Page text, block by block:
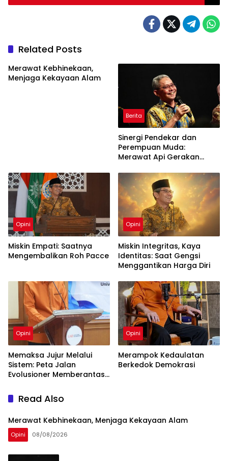
Related Posts
Merawat Kebhinekaan,
Menjaga Kekayaan Alam
Berita
Sinergi Pendekar dan
Perempuan Muda:
Merawat Api Gerakan
Opini
Miskin Empati: Saatnya
Mengembalikan Roh Pacce
Opini
Miskin Integritas, Kaya
Identitas: Saat Gengsi
Menggantikan Harga Diri
Opini
Memaksa Jujur Melalui
Sistem: Peta Jalan
Evolusioner Memberantas
Opini
Merampok Kedaulatan
Berkedok Demokrasi
Read Also
Merawat Kebhinekaan, Menjaga Kekayaan Alam
Opini 08/08/2026